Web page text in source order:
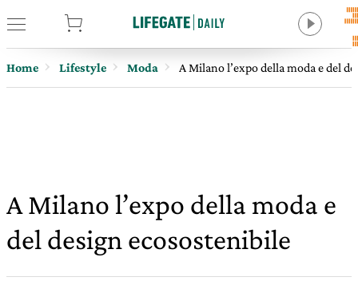
Home Lifestyle Moda A Milano l’expo della moda e del
A Milano l’expo della moda e
del design ecosostenibile